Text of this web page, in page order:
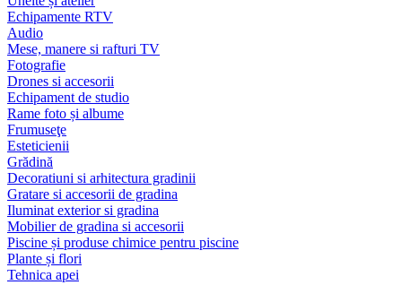
Echipamente RTV
Audio
Mese, manere si rafturi TV
Fotografie
Drones si accesorii
Echipament de studio
Rame foto și albume
Frumuseţe
Esteticienii
Grădină
Decoratiuni si arhitectura gradinii
Gratare si accesorii de gradina
Iluminat exterior si gradina
Mobilier de gradina si accesorii
Piscine și produse chimice pentru piscine
Plante și flori
Tehnica apei